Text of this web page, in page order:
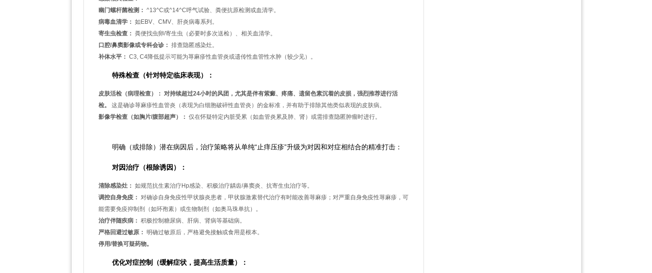
幽门螺杆菌检测： ^13^C或^14^C呼气试验、粪便抗原检测或血清学。
病毒血清学： 如EBV、CMV、肝炎病毒系列。
寄生虫检查： 粪便找虫卵/寄生虫（必要时多次送检）、相关血清学。
口腔/鼻窦影像或专科会诊： 排查隐匿感染灶。
补体水平： C3, C4降低提示可能为荨麻疹性血管炎或遗传性血管性水肿（较少见）。
特殊检查（针对特定临床表现）：
皮肤活检（病理检查）： 对持续超过24小时的风团，尤其是伴有紫癜、疼痛、遗留色素沉着的皮损，强烈推荐进行活
检。
这是确诊荨麻疹性血管炎（表现为白细胞破碎性血管炎）的金标准，并有助于排除其他类似表现的皮肤病。
影像学检查（如胸片/腹部超声）： 仅在怀疑特定内脏受累（如血管炎累及肺、肾）或需排查隐匿肿瘤时进行。
明确（或排除）潜在病因后，治疗策略将从单纯“止痒压疹”升级为对因和对症相结合的精准打击：
对因治疗（根除诱因）：
清除感染灶： 如规范抗生素治疗Hp感染、积极治疗龋齿/鼻窦炎、抗寄生虫治疗等。
调控自身免疫： 对确诊自身免疫性甲状腺炎患者，甲状腺激素替代治疗有时能改善荨麻疹；对严重自身免疫性荨麻疹，可
能需要免疫抑制剂（如环孢素）或生物制剂（如奥马珠单抗）。
治疗伴随疾病： 积极控制糖尿病、肝病、肾病等基础病。
严格回避过敏原： 明确过敏原后，严格避免接触或食用是根本。
停用/替换可疑药物。
优化对症控制（缓解症状，提高生活质量）：